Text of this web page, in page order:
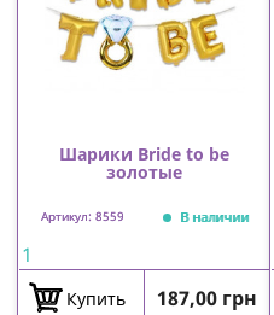
Шарики Bride to be
золотые
Артикул: 8559 В наличии
1
Купить Цена
187,00 грн